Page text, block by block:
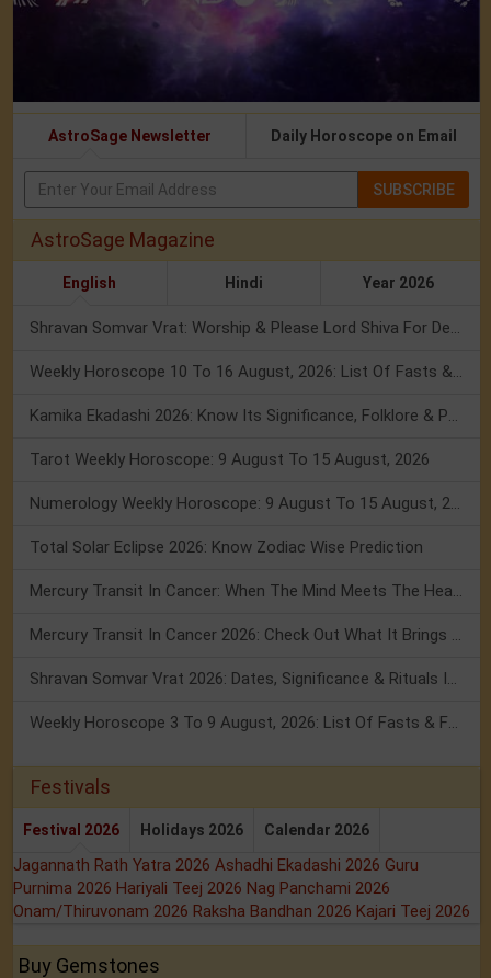
AstroSage Newsletter Daily Horoscope on Email
SUBSCRIBE
AstroSage Magazine
English Hindi Year 2026
Tarot Weekly Horoscope: 9 August To 15 August, 2026
Total Solar Eclipse 2026: Know Zodiac Wise Prediction
Festivals
Festival 2026 Holidays 2026 Calendar 2026
Jagannath Rath Yatra 2026 Ashadhi Ekadashi 2026 Guru
Purnima 2026 Hariyali Teej 2026 Nag Panchami 2026
Onam/Thiruvonam 2026 Raksha Bandhan 2026 Kajari Teej 2026
Buy Gemstones